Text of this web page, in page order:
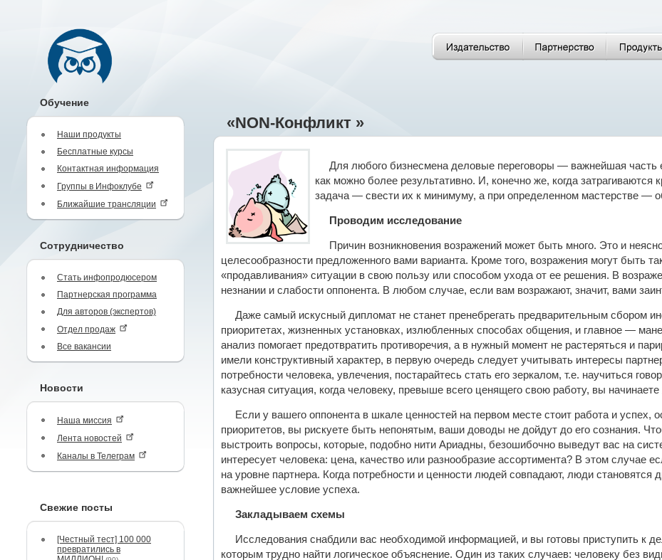
Обучение
Наши продукты
Бесплатные курсы
Контактная информация
Группы в Инфоклубе
Ближайшие трансляции
Сотрудничество
Стать инфопродюсером
Партнерская программа
Для авторов (экспертов)
Отдел продаж
Все вакансии
Новости
Наша миссия
Лента новостей
Каналы в Телеграм
Свежие посты
[Честный тест] 100 000
превратились в
«NON-Конфликт »
Для любого бизнесмена деловые переговоры — важнейшая часть
как можно более результативно. И, конечно же, когда
задача — свести их к минимуму, а при определенном мастерстве —
Проводим исследование
Причин возникновения возражений может быть много. Это и
целесообразности предложенного вами варианта. Кроме того, возражения могут быть
«продавливания» ситуации в свою пользу или способом ухода от ее решения. В
незнании и слабости оппонента. В любом случае, если вам возражают, значит, вами
Даже самый искусный дипломат не станет пренебрегать предварительным сбором
приоритетах, жизненных установках, излюбленных способах общения, и главное —
анализ помогает предотвратить противоречия, а в нужный момент не растеряться и
имели конструктивный характер, в первую очередь следует учитывать интересы
потребности человека, увлечения, постарайтесь стать его зеркалом, т.е. научиться
казусная ситуация, когда человеку, превыше всего ценящего свою работу, вы
Если у вашего оппонента в шкале ценностей на первом месте стоит работа и успех,
приоритетов, вы рискуете быть непонятым, ваши доводы не дойдут до его сознания.
выстроить вопросы, которые, подобно нити Ариадны, безошибочно выведут вас на
интересует человека: цена, качество или разнообразие ассортимента? В этом случае
на уровне партнера. Когда потребности и ценности людей совпадают, люди
важнейшее условие успеха.
Закладываем схемы
Исследования снабдили вас необходимой информацией, и вы готовы приступить к
которым трудно найти логическое объяснение. Один из таких случаев: человеку без